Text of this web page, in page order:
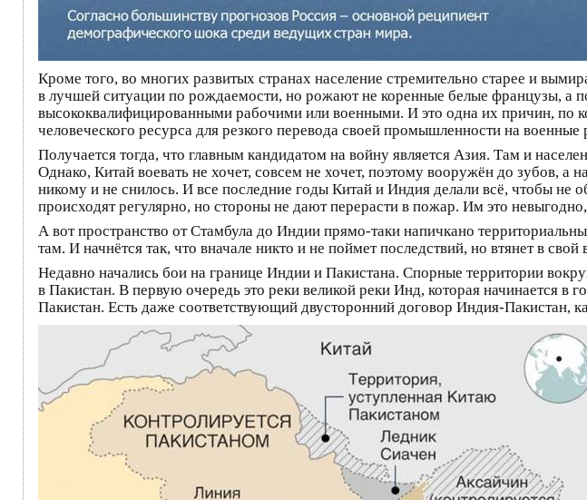
Кроме того, во многих развитых странах население стремительно старее и
в лучшей ситуации по рождаемости, но рожают не коренные белые французы, а
высококвалифицированными рабочими или военными. И это одна их причин,
человеческого ресурса для резкого перевода своей промышленности на военные
Получается тогда, что главным кандидатом на войну является Азия. Там и
Однако, Китай воевать не хочет, совсем не хочет, поэтому вооружён до зубов, а
никому и не снилось. И все последние годы Китай и Индия делали всё, чтобы
происходят регулярно, но стороны не дают перерасти в пожар. Им это
А вот пространство от Стамбула до Индии прямо-таки напичкано
там. И начнётся так, что вначале никто и не поймет последствий, но втянет в
Недавно начались бои на границе Индии и Пакистана. Спорные территории
в Пакистан. В первую очередь это реки великой реки Инд, которая начинается
Пакистан. Есть даже соответствующий двусторонний договор Индия-Пакистан,